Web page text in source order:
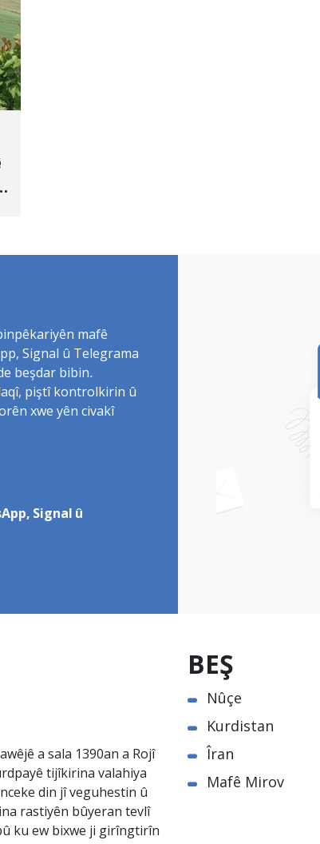
mafê
Signal û Telegrama
beşdar bibin.
piştî kontrolkirin û
xwe yên civakî
Signal û
a sala 1390an a Rojî
tijîkirina valahiya
din jî veguhestin û
rastiyên bûyeran tevlî
ku ew bixwe ji girîngtirîn
BEŞ
Nûçe
Kurdistan
Îran
Mafê Mirov